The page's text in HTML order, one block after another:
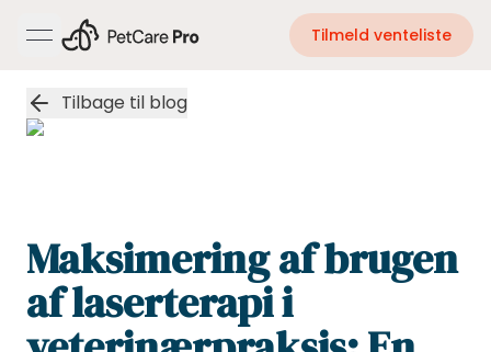
open navigation menu Tilmeld venteliste
Tilbage til blog
Maksimering af brugen
af ​​laserterapi i